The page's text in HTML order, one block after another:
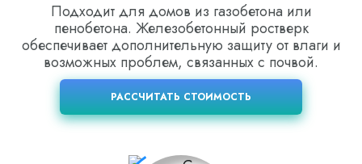
Подходит для домов из газобетона или
пенобетона. Железобетонный ростверк
обеспечивает дополнительную защиту от влаги и
возможных проблем, связанных с почвой.
РАССЧИТАТЬ СТОИМОСТЬ